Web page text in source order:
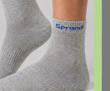
октября!